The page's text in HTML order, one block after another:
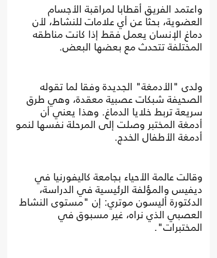
واعتمد الفريق أقطابا لمراقبة الأجسام
العضوية، بحثا عن أي علامات للنشاط، لأن
دماغ الإنسان يعمل فقط إذا كانت مناطقه
المختلفة تتحدث مع بعضها البعض.
ولدى "الأدمغة" الجديدة وفقا لما تقوله
الصحيفة شبكات عصبية معقدة، وهي طرق
سريعة تربط خلايا الدماغ. وهذا يعني أن
أدمغة المختبر وصلت إلى المرحلة نفسها لنمو
أدمغة الأطفال الخدج.
وقالت عالمة الأحياء بجامعة كاليفورنيا في
ديفيس والمؤلفة الرئيسية في الدراسة،
الدكتورة أليسون موتري: إن "مستوى النشاط
العصبي الذي نراه، غير مسبوق في
المختبرات".